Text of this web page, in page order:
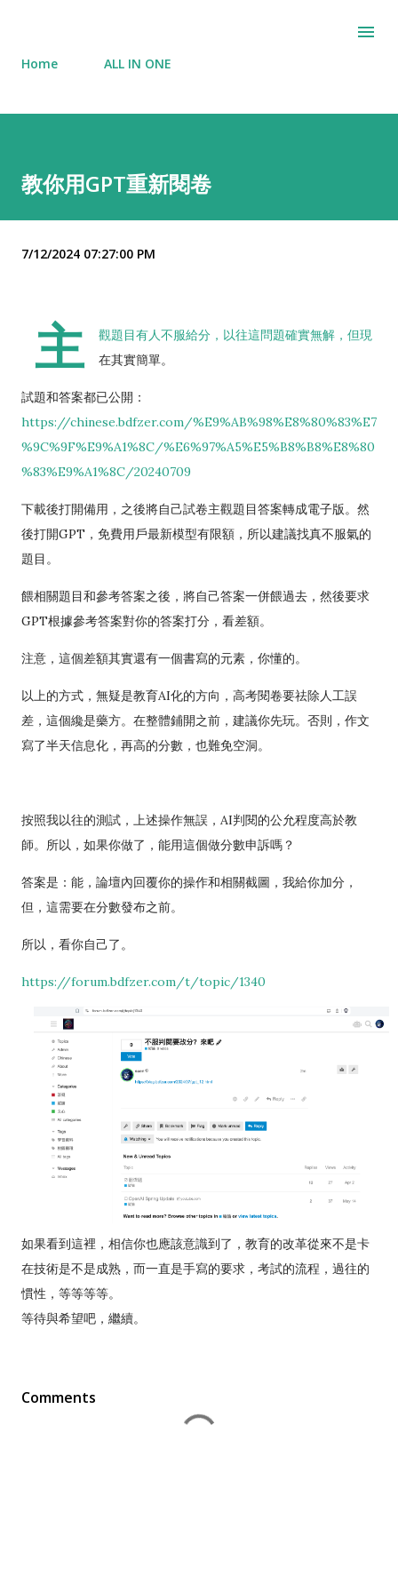
Home ALL IN ONE
教你用GPT重新閱卷
7/12/2024 07:27:00 PM
主
觀題目有人不服給分，以往這問題確實無解，但現
在其實簡單。
試題和答案都已公開：
https://chinese.bdfzer.com/%E9%AB%98%E8%80%83%E7
%9C%9F%E9%A1%8C/%E6%97%A5%E5%B8%B8%E8%80
%83%E9%A1%8C/20240709
下載後打開備用，之後將自己試卷主觀題目答案轉成電子版。然
後打開GPT，免費用戶最新模型有限額，所以建議找真不服氣的
題目。
餵相關題目和參考答案之後，將自己答案一併餵過去，然後要求
GPT根據參考答案對你的答案打分，看差額。
注意，這個差額其實還有一個書寫的元素，你懂的。
以上的方式，無疑是教育AI化的方向，高考閱卷要祛除人工誤
差，這個纔是藥方。在整體鋪開之前，建議你先玩。否則，作文
寫了半天信息化，再高的分數，也難免空洞。
按照我以往的測試，上述操作無誤，AI判閱的公允程度高於教
師。所以，如果你做了，能用這個做分數申訴嗎？
答案是：能，論壇內回覆你的操作和相關截圖，我給你加分，
但，這需要在分數發布之前。
所以，看你自己了。
https://forum.bdfzer.com/t/topic/1340
如果看到這裡，相信你也應該意識到了，教育的改革從來不是卡
在技術是不是成熟，而一直是手寫的要求，考試的流程，過往的
慣性，等等等等。
等待與希望吧，繼續。
Comments